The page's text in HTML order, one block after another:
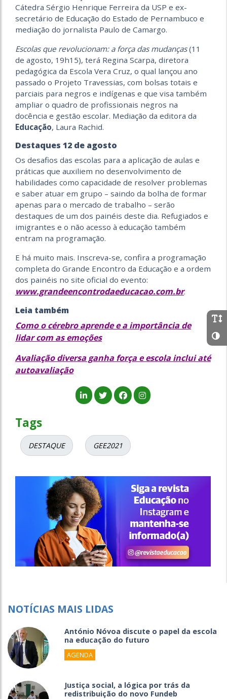
Cátedra Sérgio Henrique Ferreira da USP e ex-
secretário de Educação do Estado de Pernambuco e
mediação do jornalista Paulo de Camargo.
Escolas que revolucionam: a força das mudanças(11
de agosto, 19h15), terá Regina Scarpa, diretora
pedagógica da Escola Vera Cruz, o qual lançou ano
passado o Projeto Travessias, com bolsas totais e
parciais para negros e indígenas e que visa também
ampliar o quadro de profissionais negros na
docência e gestão escolar. Mediação da editora da
Educação, Laura Rachid.
Destaques 12 de agosto
Os desafios das escolas para a aplicação de aulas e
práticas que auxiliem no desenvolvimento de
habilidades como capacidade de resolver problemas
e saber atuar em grupo – saindo da bolha de formar
apenas para o mercado de trabalho – serão
destaques de um dos painéis deste dia. Refugiados e
imigrantes e o não acesso à educação também
entram na programação.
E há muito mais. Inscreva-se, confira a programação
completa do Grande Encontro da Educação e a ordem
dos painéis no site oficial do evento:
www.grandeencontrodaeducacao.com.br.
Leia também
Como o cérebro aprende e a importância de
lidar com as emoções
Avaliação diversa ganha força e escola inclui até
autoavaliação
Tags
DESTAQUE GEE2021
NOTÍCIAS MAIS LIDAS
António Nóvoa discute o papel da escola
na educação do futuro
AGENDA
Justiça social, a lógica por trás da
redistribuição do novo Fundeb